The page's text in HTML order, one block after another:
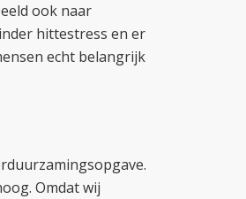
ook naar
hittestress en er
echt belangrijk
Omdat wij